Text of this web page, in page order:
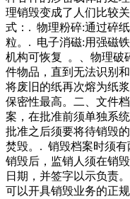
非常不实用的。、贵妃
客厅当然是不合适的，
要好好休息，贵妃椅的
外导致无家可归，现在
的住所，来泰顺是为了
况后，耐心向老人讲解
近的废品站帮忙解决燃
理销毁变成了人们比较
式：. 物理粉碎:通过碎
粒。. 电子消磁:用强磁
机构可恢复 。、物理破
件物品，直到无法识别
将废旧的纸再次熔为纸
保密性最高。二、文件
案，在批准前须单独系
批准之后须要将待销毁
焚毁。. 销毁档案时须
销毁后，监销人须在销
日期，并签字以示负责
可以开具销毁业务的正